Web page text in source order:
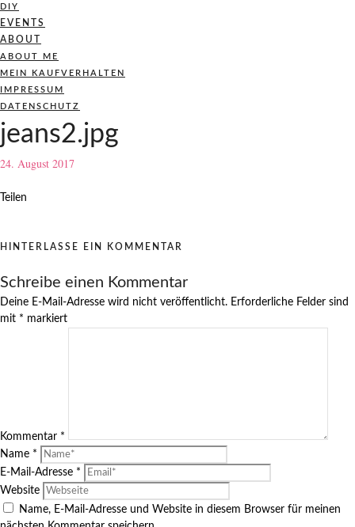
DIY
EVENTS
ABOUT
ABOUT ME
MEIN KAUFVERHALTEN
IMPRESSUM
DATENSCHUTZ
jeans2.jpg
24. August 2017
Teilen
HINTERLASSE EIN KOMMENTAR
Schreibe einen Kommentar
Deine E-Mail-Adresse wird nicht veröffentlicht. Erforderliche Felder sind
mit * markiert
Kommentar *
Name *
E-Mail-Adresse *
Website
Name, E-Mail-Adresse und Website in diesem Browser für meinen